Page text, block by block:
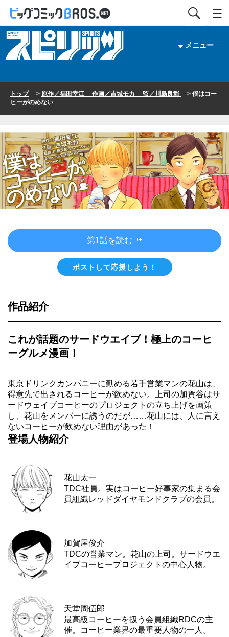
メニュー
トップ> 原作／福田幸江 作画／吉城モカ 監／川島良彰
> 僕はコー
ヒーがのめない
第1話を読む
ポストして応援しよう！
作品紹介
これが話題のサードウエイブ！極上のコーヒ
ーグルメ漫画！
東京ドリンクカンパニーに勤める若手営業マンの花山は、
得意先で出されるコーヒーが飲めない。上司の加賀谷はサ
ードウェイブコーヒーのプロジェクトの立ち上げを画策
し、花山をメンバーに誘うのだが……花山には、人に言え
ないコーヒーが飲めない理由があった！
登場人物紹介
花山太一
TDC社員。実はコーヒー好事家の集まる会
員組織レッドダイヤモンドクラブの会員。
加賀屋俊介
TDCの営業マン。花山の上司。サードウエ
イブコーヒープロジェクトの中心人物。
天堂周伍郎
最高級コーヒーを扱う会員組織RDCの主
催。コーヒー業界の最重要人物の一人。